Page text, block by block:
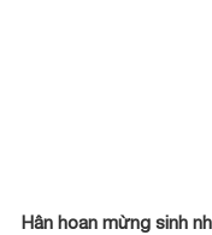
Hân hoan mừng sinh